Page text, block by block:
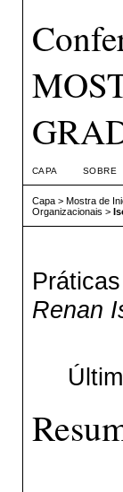
CAPA SOBRE
Capa> Mostra de
Organizacionais >
Renan